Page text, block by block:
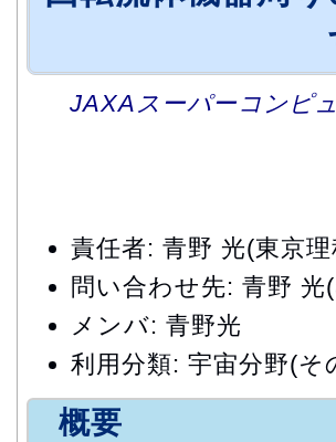
JAXAスーパーコンピ
責任者: 青野 光(東京
問い合わせ先: 青野
メンバ: 青野光
利用分類: 宇宙分野(そ
概要